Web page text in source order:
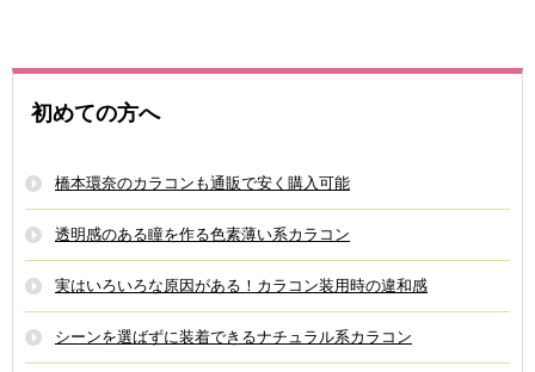
初めての方へ
橋本環奈のカラコンも通販で安く購入可能
透明感のある瞳を作る色素薄い系カラコン
実はいろいろな原因がある！カラコン装用時の違和感
シーンを選ばずに装着できるナチュラル系カラコン